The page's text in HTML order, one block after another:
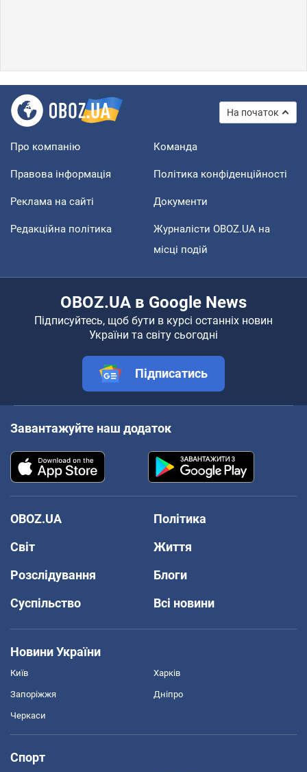
На початок
Про компанію Команда
Правова інформація Політика конфіденційності
Реклама на сайті Документи
Редакційна політика
Журналісти OBOZ.UA на
місці подій
OBOZ.UA в Google News
Підписуйтесь, щоб бути в курсі останніх новин
України та світу сьогодні
Підписатись
Завантажуйте наш додаток
OBOZ.UA
Політика
Світ
Життя
Розслідування
Блоги
Суспільство
Всі новини
Новини України
Київ Харків
Запоріжжя Дніпро
Черкаси
Спорт